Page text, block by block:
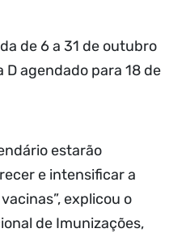
de 6 a 31 de outubro
D agendado para 18 de
estarão
e intensificar a
explicou o
de Imunizações,